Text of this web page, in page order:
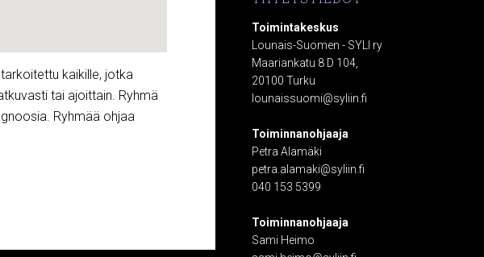
kaikille, jotka
tai ajoittain. Ryhmä
Ryhmää ohjaa
Toimintakeskus
Lounais-Suomen - SYLI ry
Maariankatu 8 D 104,
20100 Turku
lounaissuomi@syliin.fi
Toiminnanohjaaja
Petra Alamäki
petra.alamaki@syliin.fi
040 153 5399
Toiminnanohjaaja
Sami Heimo